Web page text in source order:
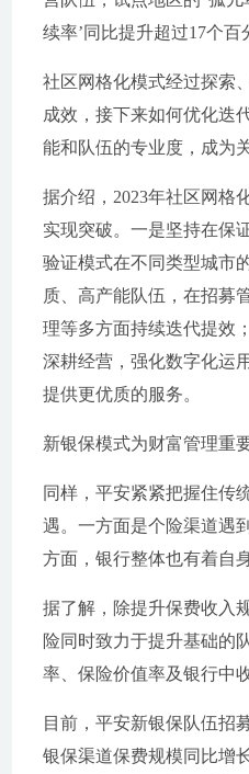
续率’同比提升超过17个百
社区网格化模式经过探索
成效，接下来如何优化迭
能和队伍的专业度，成为关
据介绍，2023年社区网格
实现突破。一是坚持在保
验证模式在不同类型城市
质、高产能队伍，在招募
理等多方面持续迭代提效
深耕经营，强化数字化运
提供更优质的服务。
新银保模式为财富管理重
同样，平安紧紧把握住传
遇。一方面是个险渠道遇
方面，银行整体也有着自
据了解，除提升保费收入
险同时致力于提升基础的
率、保险价值率及银行中收
目前，平安新银保队伍招
银保渠道保费规模同比增